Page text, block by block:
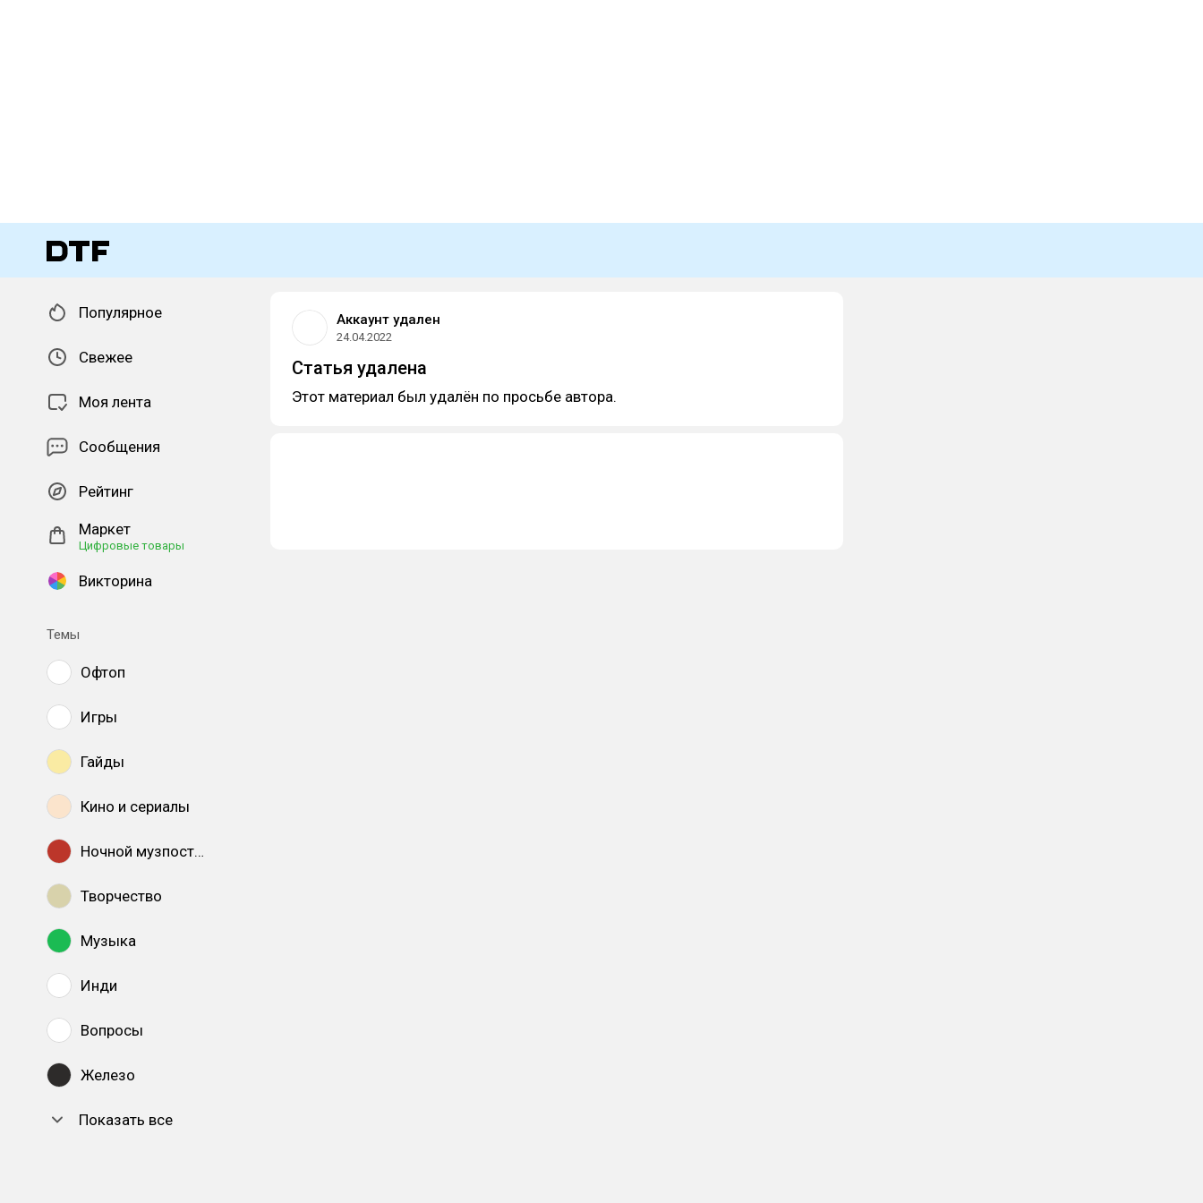
Популярное
Свежее
Моя лента
Сообщения
Рейтинг
Маркет
Цифровые товары
Викторина
Темы
Офтоп
Игры
Гайды
Кино и сериалы
Ночной музпостинг
Творчество
Музыка
Инди
Вопросы
Железо
Показать все
Аккаунт удален
24.04.2022
Статья удалена
Этот материал был удалён по просьбе автора.